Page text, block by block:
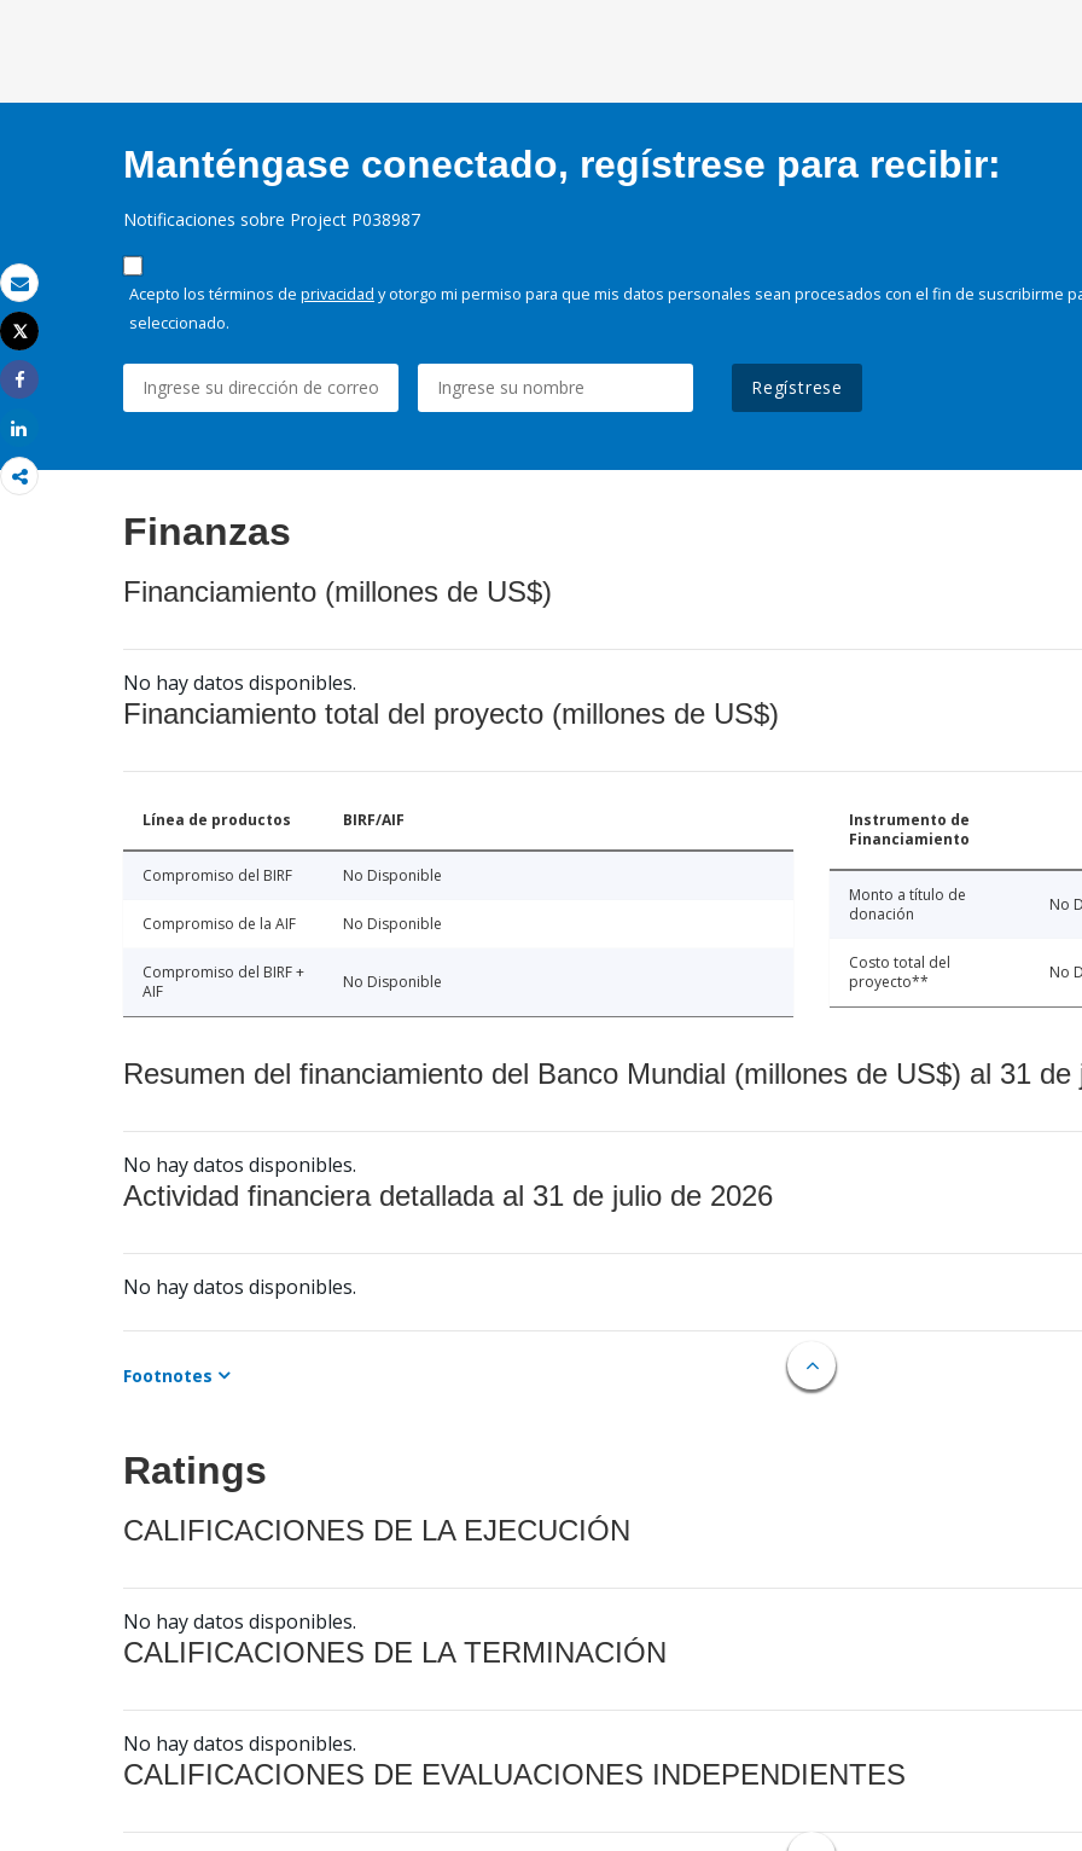
Correo electrónico
Imprimir
Tweet
Share
Manténgase conectado, regístrese para recibir:
Notificaciones sobre Project P038987
Acepto los términos de privacidad y otorgo mi permiso para que mis datos personales sean procesados con el fin de suscribirme
seleccionado.
Regístrese
Finanzas
Financiamiento (millones de US$)
No hay datos disponibles.
Financiamiento total del proyecto (millones de US$)
Línea de productos BIRF/AIF
Compromiso del BIRF No Disponible
Compromiso de la AIF No Disponible
Compromiso del BIRF +
AIF
No Disponible
Instrumento de
Financiamiento
Monto a título de
donación
No
Costo total del
proyecto**
No
Resumen del financiamiento del Banco Mundial (millones de US$) al 31 de
No hay datos disponibles.
Actividad financiera detallada al 31 de julio de 2026
No hay datos disponibles.
Footnotes
Ratings
CALIFICACIONES DE LA EJECUCIÓN
No hay datos disponibles.
CALIFICACIONES DE LA TERMINACIÓN
No hay datos disponibles.
CALIFICACIONES DE EVALUACIONES INDEPENDIENTES